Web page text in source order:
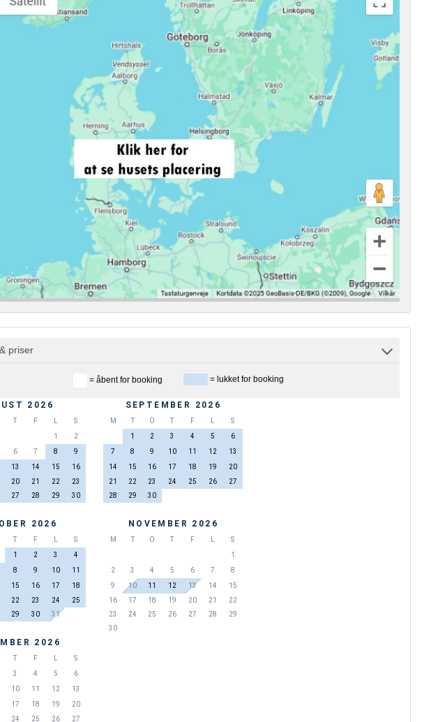
priser
= åbent for booking = lukket for booking
2026
T F
S
1
2
6
7 8
9
13
14 15
16
20
21 22
23
27
28 29 30
SEPTEMBER 2026
M T O T F
S
1
2 3 4 5
6
7
8 9 10 11 12
13
14
15 16 17 18 19
20
21
22 23 24 25 26
27
28
29 30
2026
T F
S
1
2 3
4
8
9 10
11
15
16 17
18
22
23 24
25
29
30 31
NOVEMBER 2026
M T O T F
S
1
2
3 4 5 6 7
8
9
10 11 12 13 14
15
16
17 18 19 20 21
22
23
24 25 26 27 28
29
30
2026
T F
S
3
4 5
6
10
11 12
13
17
18 19
20
24
25 26 27